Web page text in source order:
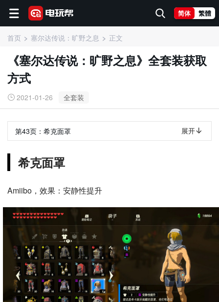
简体 繁體
首页 塞尔达传说：旷野之息 正文
《塞尔达传说：旷野之息》全套装获取
方式
2021-01-26 全套装
第43页： 希克面罩 展开
希克面罩
Amiibo，效果：安静性提升